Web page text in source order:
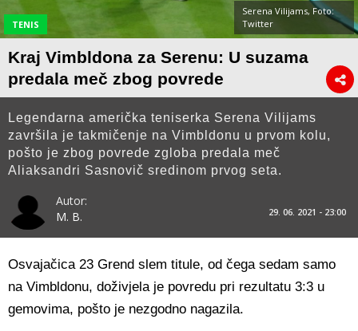
TENIS
Serena Vilijams, Foto:
Twitter
Kraj Vimbldona za Serenu: U suzama
predala meč zbog povrede
Legendarna američka teniserka Serena Vilijams
završila je takmičenje na Vimbldonu u prvom kolu,
pošto je zbog povrede zgloba predala meč
Aliaksandri Sasnovič sredinom prvog seta.
Autor:
M. B.
29. 06. 2021 - 23:00
Osvajačica 23 Grend slem titule, od čega sedam samo
na Vimbldonu, doživjela je povredu pri rezultatu 3:3 u
gemovima, pošto je nezgodno nagazila.